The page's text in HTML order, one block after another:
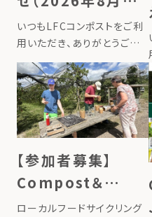
日〜16日）
いつもLFCコンポストをご利
用いただき、ありがとうござ
います。 誠に勝手ながら、弊
社では下記期間を夏季休業
とさせていただきます。 ■夏
季休業期間2026年8月13日
（木）〜2026年8月16日（日）
【参加者募集】
Compost＆
Garden クルーの
ローカルフードサイクリング